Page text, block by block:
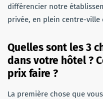
différencier notre
privée, en plein centre-ville
Quelles sont les 3
dans votre hôtel ?
prix faire ?
La première chose que